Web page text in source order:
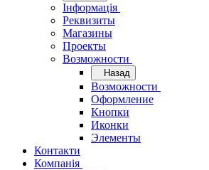
Інформація
Реквизиты
Магазины
Проекты
Возможности
Назад
Возможности
Оформление
Кнопки
Иконки
Элементы
Контакти
Компанія